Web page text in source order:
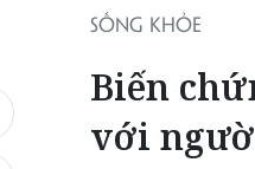
SỐNG KHỎE
Biến
với